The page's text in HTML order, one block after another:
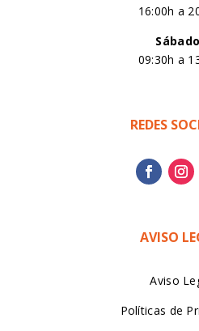
16:00h a
09:30h a
REDES
AVISO
Aviso
Políticas de